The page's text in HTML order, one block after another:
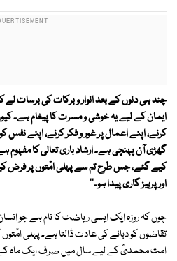
چند ہی دنوں کے بعد انوار و برکات کی برسات لے
ایمان کے لیے یہ خوشی و مسرت کا پیغام ہے۔
کرنے، اپنے اعمال پر غور و فکر کرنے، اپنے نفس
گھڑی آن پہنچی ہے۔ ارشاد باری تعالی کا
کیے گئے، جس طرح تم سے پہلی امّتوں پر فرض
اور پرہیز گاری پیدا ہو۔''
چوں کہ روزہ ایک ایسی ریاضت کا نام ہے جو
تقاضوں کو دبانے کی عادت ڈالتا ہے۔ پہلی
امت محمدیؐ کے لیے سال میں صرف ایک ماہ